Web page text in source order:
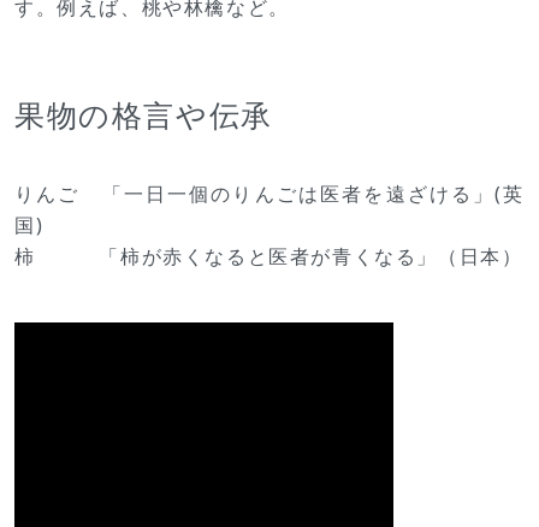
す。例えば、桃や林檎など。
果物の格言や伝承
りんご 「一日一個のりんごは医者を遠ざける」(英
国)
柿 「柿が赤くなると医者が青くなる」（日本）